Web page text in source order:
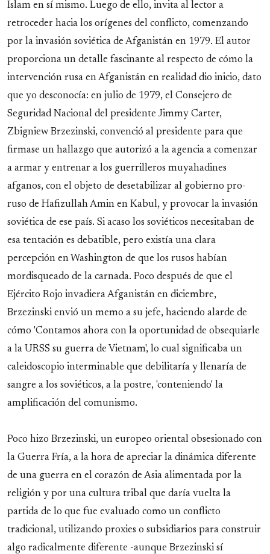
Islam en sí mismo. Luego de ello, invita al lector a
retroceder hacia los orígenes del conflicto, comenzando
por la invasión soviética de Afganistán en 1979. El autor
proporciona un detalle fascinante al respecto de cómo la
intervención rusa en Afganistán en realidad dio inicio, dato
que yo desconocía: en julio de 1979, el Consejero de
Seguridad Nacional del presidente Jimmy Carter,
Zbigniew Brzezinski, convenció al presidente para que
firmase un hallazgo que autorizó a la agencia a comenzar
a armar y entrenar a los guerrilleros muyahadines
afganos, con el objeto de desetabilizar al gobierno pro-
ruso de Hafizullah Amin en Kabul, y provocar la invasión
soviética de ese país. Si acaso los soviéticos necesitaban de
esa tentación es debatible, pero existía una clara
percepción en Washington de que los rusos habían
mordisqueado de la carnada. Poco después de que el
Ejército Rojo invadiera Afganistán en diciembre,
Brzezinski envió un memo a su jefe, haciendo alarde de
cómo 'Contamos ahora con la oportunidad de obsequiarle
a la URSS su guerra de Vietnam', lo cual significaba un
caleidoscopio interminable que debilitaría y llenaría de
sangre a los soviéticos, a la postre, 'conteniendo' la
amplificación del comunismo.
Poco hizo Brzezinski, un europeo oriental obsesionado con
la Guerra Fría, a la hora de apreciar la dinámica diferente
de una guerra en el corazón de Asia alimentada por la
religión y por una cultura tribal que daría vuelta la
partida de lo que fue evaluado como un conflicto
tradicional, utilizando proxies o subsidiarios para construir
algo radicalmente diferente -aunque Brzezinski sí